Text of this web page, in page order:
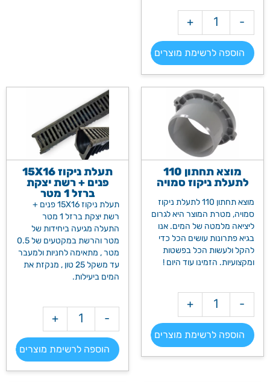
מק"ט: 2060/2061
-
+
הוספה לרשימת מוצרים >>
מוצא תחתון 110
לתעלת ניקוז סמויה
מוצא תחתון 110 לתעלת ניקוז
סמויה, מטרת המוצר היא לגרום
ליציאה מלמטה של המים. אנו
בגיא פתרונות עושים הכל כדי
להקל ולעשות הכל בפשטות
ומקצועיות. הזמינו עוד היום !
מק"ט: 2068-1
-
+
הוספה לרשימת מוצרים >>
תעלת ניקוז 15X16
פנים + רשת יצקת
ברזל 1 מטר
תעלת ניקוז 15X16 פנים +
רשת יצקת ברזל 1 מטר
התעלה מגיעה ביחידות של
מטר והרשת במקטעים של 0.5
מטר , מתאימה לחניות ולמעבר
עד משקל 25 טון , מנקזת את
המים ביעילות.
מק"ט: 281
-
+
הוספה לרשימת מוצרים >>